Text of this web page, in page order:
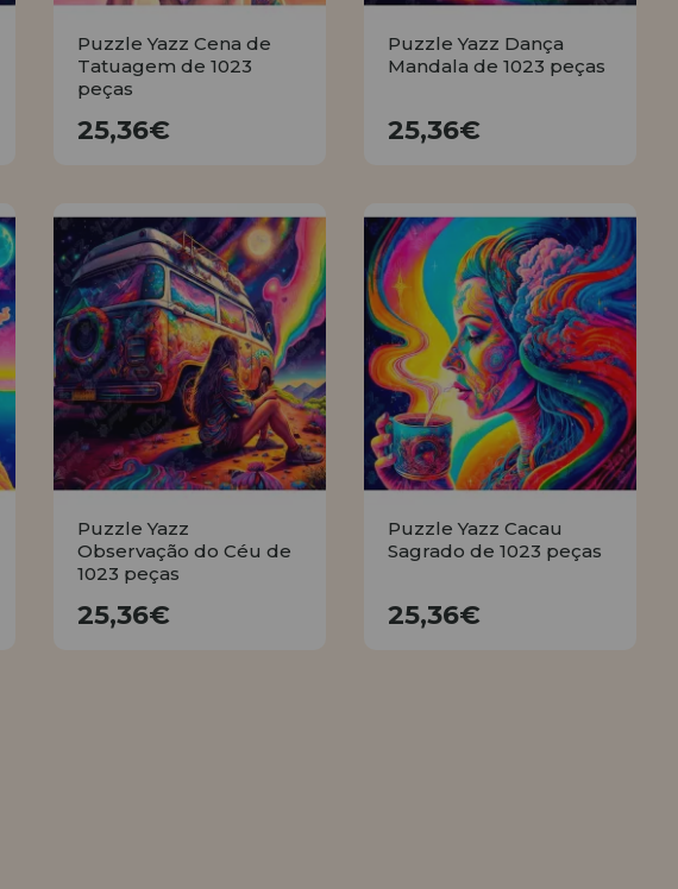
Puzzle Yazz Cena de
Tatuagem de 1023
peças
25,36€
Puzzle Yazz Dança
Mandala de 1023 peças
25,36€
Puzzle Yazz
Observação do Céu de
1023 peças
25,36€
Puzzle Yazz Cacau
Sagrado de 1023 peças
25,36€